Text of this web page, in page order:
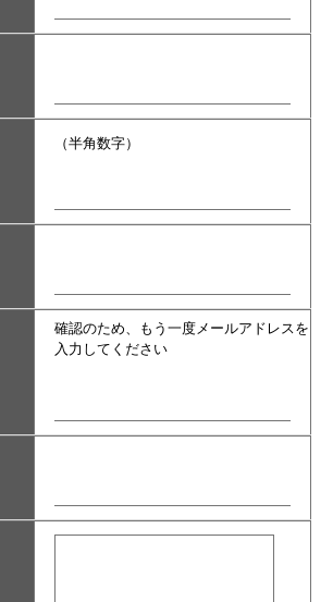
（半角数字）
確認のため、もう一度メールアドレスを
入力してください